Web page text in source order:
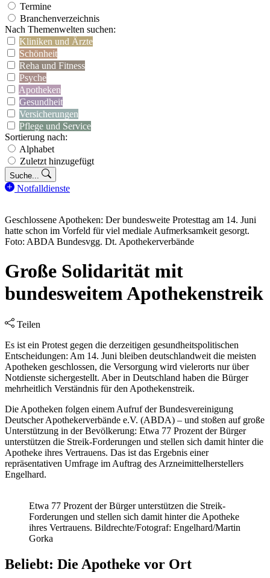
Termine
Branchenverzeichnis
Nach Themenwelten suchen:
Kliniken und Ärzte
Schönheit
Reha und Fitness
Psyche
Apotheken
Gesundheit
Versicherungen
Pflege und Service
Sortierung nach:
Alphabet
Zuletzt hinzugefügt
Suche...
Notfalldienste
Geschlossene Apotheken: Der bundesweite Protesttag am 14. Juni
hatte schon im Vorfeld für viel mediale Aufmerksamkeit gesorgt.
Foto: ABDA Bundesvgg. Dt. Apothekerverbände
Große Solidarität mit
bundesweitem Apothekenstreik
Teilen
Es ist ein Protest gegen die derzeitigen gesundheitspolitischen
Entscheidungen: Am 14. Juni bleiben deutschlandweit die meisten
Apotheken geschlossen, die Versorgung wird vielerorts nur über
Notdienste sichergestellt. Aber in Deutschland haben die Bürger
mehrheitlich Verständnis für den Apothekenstreik.
Die Apotheken folgen einem Aufruf der Bundesvereinigung
Deutscher Apothekerverbände e.V. (ABDA) – und stoßen auf große
Unterstützung in der Bevölkerung: Etwa 77 Prozent der Bürger
unterstützen die Streik-Forderungen und stellen sich damit hinter die
Apotheke ihres Vertrauens. Das ist das Ergebnis einer
repräsentativen Umfrage im Auftrag des Arzneimittelherstellers
Engelhard.
Etwa 77 Prozent der Bürger unterstützen die Streik-
Forderungen und stellen sich damit hinter die Apotheke
ihres Vertrauens. Bildrechte/Fotograf: Engelhard/Martin
Gorka
Beliebt: Die Apotheke vor Ort